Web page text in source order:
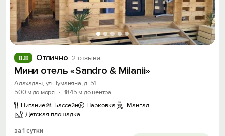
Отлично 2 отзыва
8.8
Мини отель «Sandro & Milanii»
Алахадзы, ул. Туманяна, д. 51
500 м до моря
· 1845 м до центра
Питание
Бассейн Парковка
Мангал
Детская площадка
за 1 сутки